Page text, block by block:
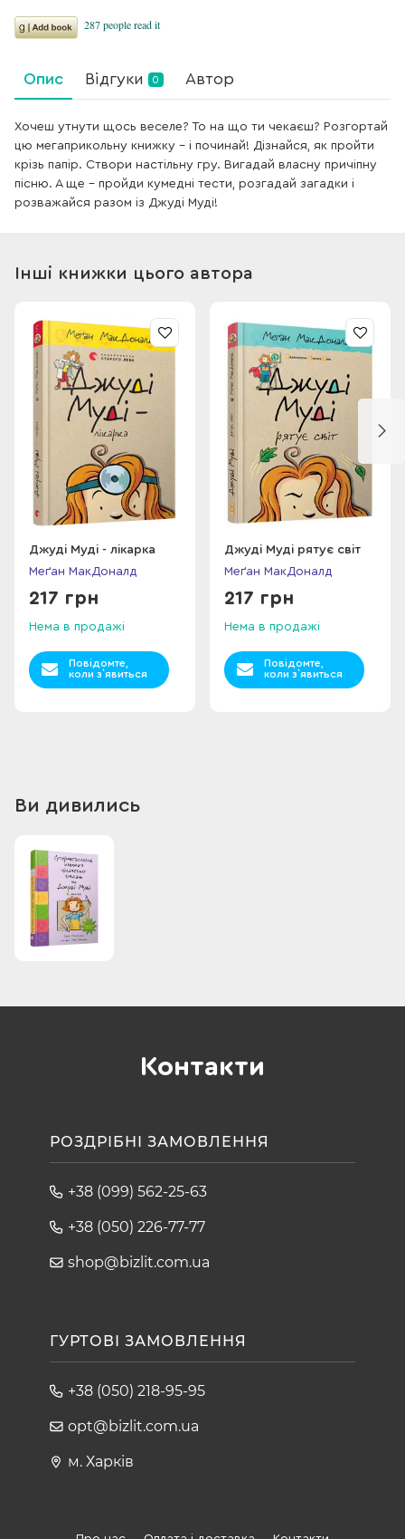
Опис Відгуки 0 Автор
Хочеш утнути щось веселе? То на що ти чекаєш? Розгортай
цю мегаприкольну книжку – і починай! Дізнайся, як пройти
крізь папір. Створи настільну гру. Вигадай власну причіпну
пісню. А ще – пройди кумедні тести, розгадай загадки і
розважайся разом із Джуді Муді!
Інші книжки цього автора
Джуді Муді - лікарка
Меґан МакДоналд
217 грн
Нема в продажі
Повідомте,
коли з`явиться
Джуді Муді рятує світ
Меґан МакДоналд
217 грн
Нема в продажі
Повідомте,
коли з`явиться
Ви дивились
Контакти
РОЗДРІБНІ ЗАМОВЛЕННЯ
+38 (099) 562-25-63
+38 (050) 226-77-77
shop@bizlit.com.ua
ГУРТОВІ ЗАМОВЛЕННЯ
+38 (050) 218-95-95
opt@bizlit.com.ua
м. Харків